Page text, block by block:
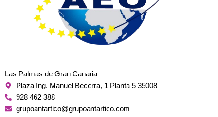
Las Palmas de Gran Canaria
Plaza Ing. Manuel Becerra, 1 Planta 5 35008
928 462 388
grupoantartico@grupoantartico.com